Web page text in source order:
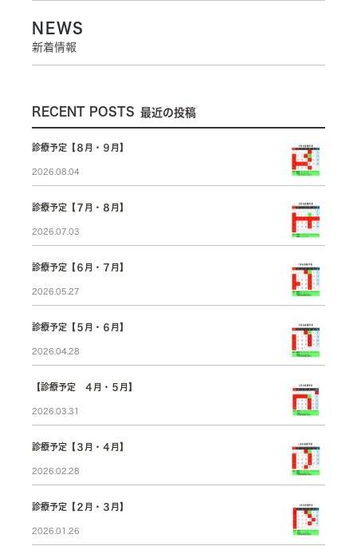
NEWS
新着情報
RECENT POSTS 最近の投稿
診療予定【８月・９月】
2026.08.04
診療予定【７月・８月】
2026.07.03
診療予定【６月・７月】
2026.05.27
診療予定【５月・６月】
2026.04.28
【診療予定 ４月・５月】
2026.03.31
診療予定【３月・４月】
2026.02.28
診療予定【２月・３月】
2026.01.26